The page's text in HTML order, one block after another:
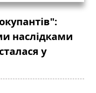
наслідками
у